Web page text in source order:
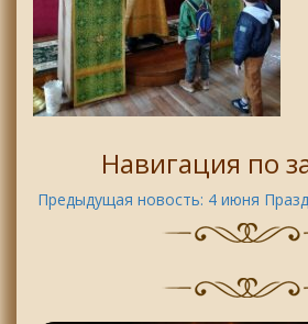
Навигация по
Предыдущая новость: 4 июня